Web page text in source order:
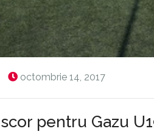
octombrie 14, 2017
pentru Gazu